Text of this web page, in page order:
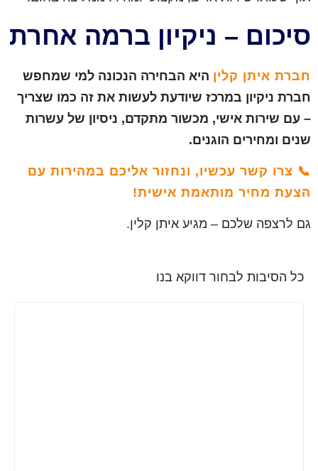
סיכום – ניקיון ברמה אחרת
חברת איתן קלין היא הבחירה הנכונה למי שמחפש
חברת ניקיון במרכז שיודעת לעשות את זה כמו שצריך
– עם שירות אישי, מכשור מתקדם, ניסיון של עשרות
שנים ומחירים הוגנים.
📞 צרו קשר עכשיו, ונחזור אליכם במהירות עם
הצעת מחיר מותאמת אישית!
גם לרצפה שלכם – מגיע איתן קלין.
כל הסיבות לבחור דווקא בנו